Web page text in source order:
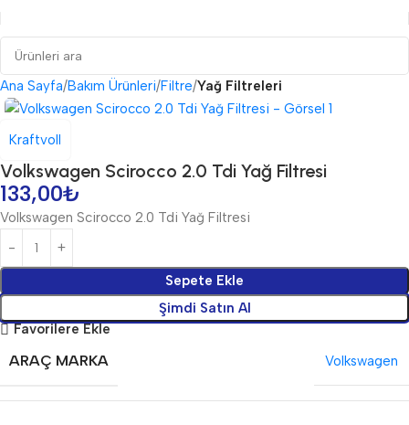
Ana Sayfa Bakım Ürünleri Filtre Yağ Filtreleri
Kraftvoll
Volkswagen Scirocco 2.0 Tdi Yağ Filtresi
133,00₺
Volkswagen Scirocco 2.0 Tdi Yağ Filtresi
Sepete Ekle
Şimdi Satın Al
Favorilere Ekle
ARAÇ MARKA Volkswagen